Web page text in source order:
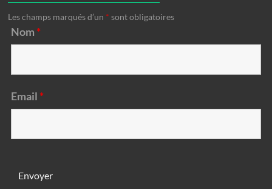
Les champs marqués d’un * sont obligatoires
Nom *
Email *